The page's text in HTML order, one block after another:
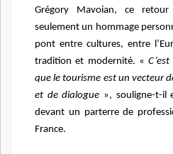
Grégory Mavoian, ce
seulement un hommage
pont entre cultures, entre
tradition et modernité. «
que le tourisme est un vecteur
et de dialogue », souligne-t-il
devant un parterre de
France.